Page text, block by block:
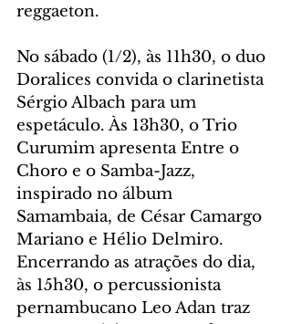
reggaeton.
No sábado (1/2), às 11h30, o duo
Doralices convida o clarinetista
Sérgio Albach para um
espetáculo. Às 13h30, o Trio
Curumim apresenta Entre o
Choro e o Samba-Jazz,
inspirado no álbum
Samambaia, de César Camargo
Mariano e Hélio Delmiro.
Encerrando as atrações do dia,
às 15h30, o percussionista
pernambucano Leo Adan traz